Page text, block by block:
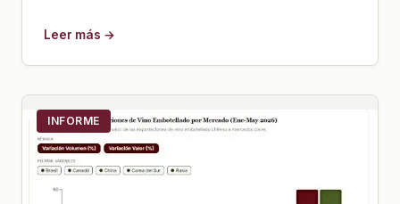
Leer más →
INFORME